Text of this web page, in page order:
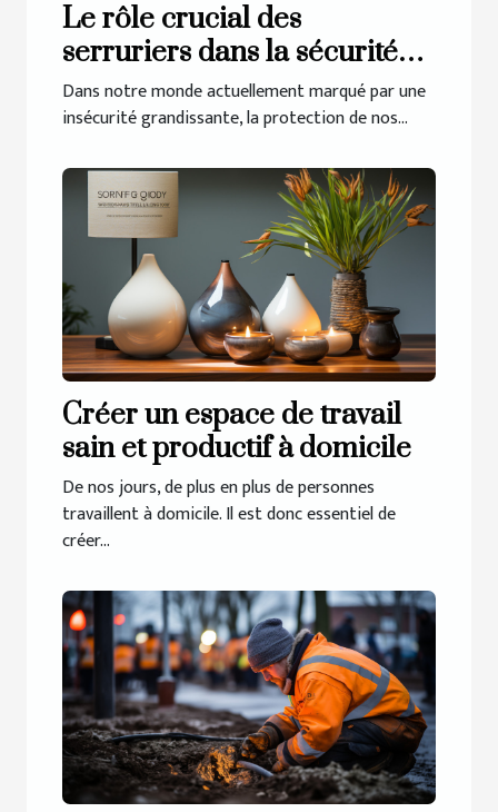
Le rôle crucial des
serruriers dans la sécurité
de nos maisons
Dans notre monde actuellement marqué par une
insécurité grandissante, la protection de nos...
Créer un espace de travail
sain et productif à domicile
De nos jours, de plus en plus de personnes
travaillent à domicile. Il est donc essentiel de
créer...